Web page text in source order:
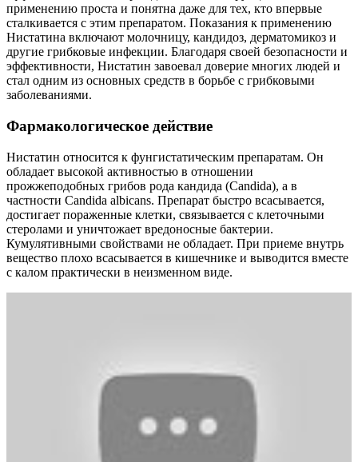
применению проста и понятна даже для тех, кто впервые
сталкивается с этим препаратом. Показания к применению
Нистатина включают молочницу, кандидоз, дерматомикоз и
другие грибковые инфекции. Благодаря своей безопасности и
эффективности, Нистатин завоевал доверие многих людей и
стал одним из основных средств в борьбе с грибковыми
заболеваниями.
Фармакологическое действие
Нистатин относится к фунгистатическим препаратам. Он
обладает высокой активностью в отношении
прожжеподобных грибов рода кандида (Candida), а в
частности Candida albicans. Препарат быстро всасывается,
достигает пораженные клетки, связывается с клеточными
стеролами и уничтожает вредоносные бактерии.
Кумулятивными свойствами не обладает. При приеме внутрь
вещество плохо всасывается в кишечнике и выводится вместе
с калом практически в неизменном виде.